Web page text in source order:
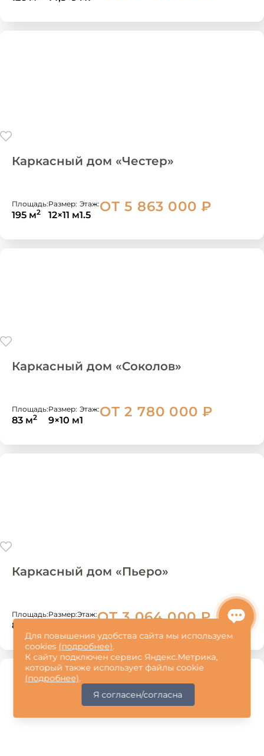
Каркасный дом «Честер»
Площадь:
195 м2
Размер:
12×11 м
Этаж:
1.5
ОТ 5 863 000 ₽
Каркасный дом «Соколов»
Площадь:
83 м2
Размер:
9×10 м
Этаж:
1
ОТ 2 780 000 ₽
Каркасный дом «Пьеро»
Площадь:
89 м
Размер:Этаж:ОТ 3 064 000₽
Для повышения удобства сайта мы используем
cookies (подробнее).
К сайту подключен сервис Яндекс.Метрика,
который также использует файлы cookie
(подробнее).
Я согласен/согласна